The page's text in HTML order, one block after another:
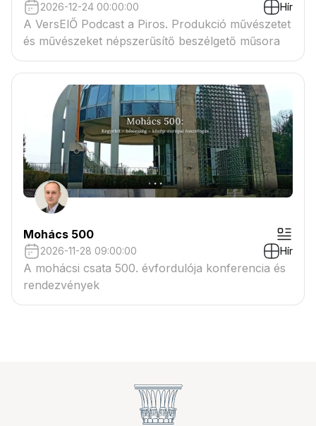
2026-12-24 00:00:00 Hír
A VersElŐ Podcast a Piros. Produkció művészetet
és művészeket népszerűsítő beszélgető műsora
Mohács 500
2026-11-28 09:00:00 Hír
A mohácsi csata 500. évfordulója konferencia és
rendezvények